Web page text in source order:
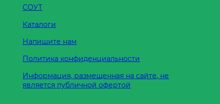
СОУТ
Каталоги
Напишите нам
Политика конфиденциальности
Информация, размещенная на сайте, не
является публичной офертой